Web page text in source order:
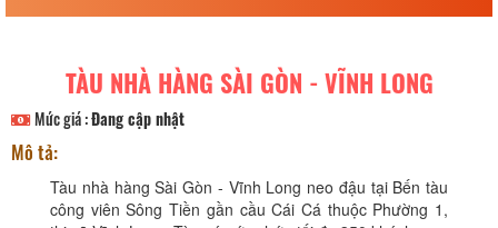
TÀU NHÀ HÀNG SÀI GÒN - VĨNH LONG
Mức giá :Đang cập nhật
Mô tả:
Tàu nhà hàng Sài Gòn - Vĩnh Long neo đậu tại Bến tàu
công viên Sông Tiền gần cầu Cái Cá thuộc Phường 1,